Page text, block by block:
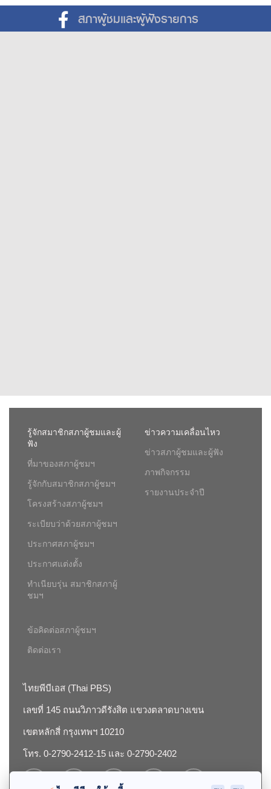
สภาผู้ชมและผู้ฟังรายการ
รู้จักสมาชิกสภาผู้ชมและผู้
ฟัง
ที่มาของสภาผู้ชมฯ
รู้จักกับสมาชิกสภาผู้ชมฯ
โครงสร้างสภาผู้ชมฯ
ระเบียบว่าด้วยสภาผู้ชมฯ
ประกาศสภาผู้ชมฯ
ประกาศแต่งตั้ง
ทำเนียบรุ่น สมาชิกสภาผู้
ชมฯ
ข่าวความเคลื่อนไหว
ข่าวสภาผู้ชมและผู้ฟัง
ภาพกิจกรรม
รายงานประจำปี
ข้อคิดต่อสภาผู้ชมฯ
ติดต่อเรา
ไทยพีบีเอส (Thai PBS)
เลขที่ 145 ถนนวิภาวดีรังสิต แขวงตลาดบางเขน
เขตหลักสี่ กรุงเทพฯ 10210
โทร. 0-2790-2412-15 และ 0-2790-2402